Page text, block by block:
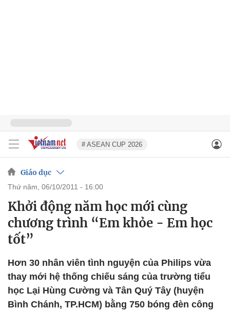
# ASEAN CUP 2026
Giáo dục
thứ năm, 06/10/2011 - 16:00
Khởi động năm học mới cùng
chương trình “Em khỏe - Em học
tốt”
Hơn 30 nhân viên tình nguyện của Philips vừa
thay mới hệ thống chiếu sáng của trường tiểu
học Lại Hùng Cường và Tân Quý Tây (huyện
Bình Chánh, TP.HCM) bằng 750 bóng đèn công